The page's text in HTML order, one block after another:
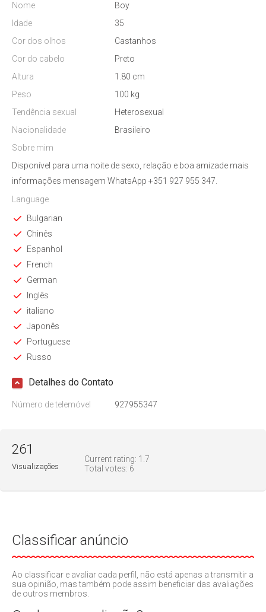
Nome
Boy
Idade
35
Cor dos olhos
Castanhos
Cor do cabelo
Preto
Altura
1.80 cm
Peso
100 kg
Tendência sexual
Heterosexual
Nacionalidade
Brasileiro
Sobre mim
Disponível para uma noite de sexo, relação e boa amizade mais
informações mensagem WhatsApp +351 927 955 347.
Language
Bulgarian
Chinês
Espanhol
French
German
Inglês
italiano
Japonês
Portuguese
Russo
Detalhes do Contato
Número de telemóvel 927955347
Current rating: 1.7
Total votes: 6
261
Visualizações
Classificar anúncio
Ao classificar e avaliar cada perfil, não está apenas a transmitir a
sua opinião, mas também pode assim beneficiar das avaliações
de outros membros.